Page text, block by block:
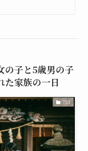
の子と5歳男の子
た家族の一日
753